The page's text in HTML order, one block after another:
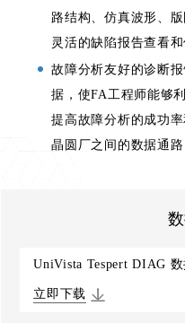
路结构、仿真波形、
灵活的缺陷报告查看
故障分析友好的诊断
据，使FA工程师能够
提高故障分析的成功
晶圆厂之间的数据通
UniVista Tespert DIAG
立即下载